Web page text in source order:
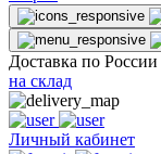
Доставка по России
на склад
Личный кабинет